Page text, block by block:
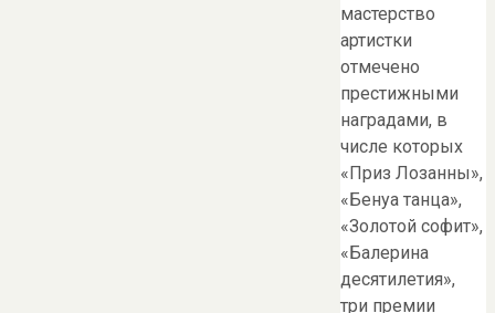
мастерство
артистки
отмечено
престижными
наградами, в
числе которых
«Приз Лозанны»,
«Бенуа танца»,
«Золотой софит»,
«Балерина
десятилетия»,
три премии